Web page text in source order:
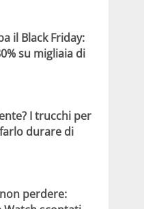
il Black Friday:
su migliaia di
I trucchi per
durare di
perdere: